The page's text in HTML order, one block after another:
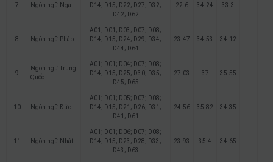
7 Ngôn ngữ Nga
D14; D15; D22; D27; D32;
D42; D62
22.6 34.24 33.3
8 Ngôn ngữ Pháp
A01; D01; D03; D07; D08;
D14; D15; D24; D29; D34;
D44; D64
23.47 34.53 34.12
9
Ngôn ngữ Trung
Quốc
A01; D01; D04; D07; D08;
D14; D15; D25; D30; D35;
D45; D65
27.03 37 35.55
10 Ngôn ngữ Đức
A01; D01; D05; D07; D08;
D14; D15; D21; D26; D31;
D41; D61
24.56 35.82 34.35
11 Ngôn ngữ Nhật
A01; D01; D06; D07; D08;
D14; D15; D23; D28; D33;
D43; D63
23.93 35.4 34.65